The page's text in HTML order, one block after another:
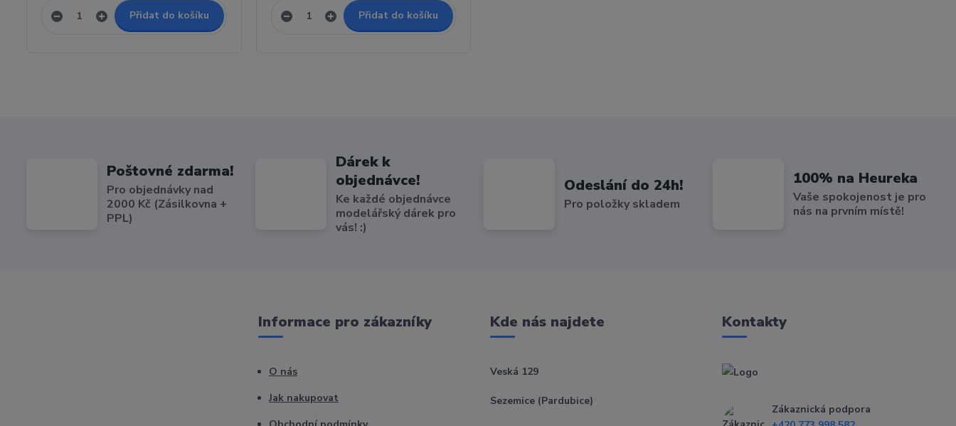
Přidat do košíku Přidat do košíku
Poštovné zdarma!
Pro objednávky nad
2000 Kč (Zásilkovna +
PPL)
Dárek k
objednávce!
Ke každé objednávce
modelářský dárek pro
vás! :)
Odeslání do 24h!
Pro položky skladem
100% na Heureka
Vaše spokojenost je pro
nás na prvním místě!
Informace pro zákazníky
O nás
Jak nakupovat
Kde nás najdete
Veská 129
Sezemice (Pardubice)
Kontakty
Zákaznická podpora